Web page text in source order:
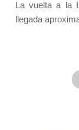
La vuelta a la
llegada